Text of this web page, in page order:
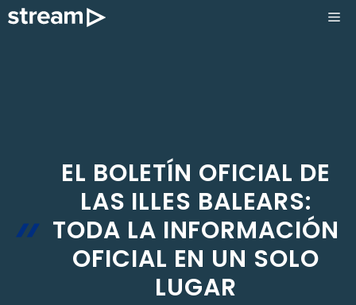
Saltar
EL BOLETÍN OFICIAL DE
LAS ILLES BALEARS:
TODA LA INFORMACIÓN
OFICIAL EN UN SOLO
LUGAR